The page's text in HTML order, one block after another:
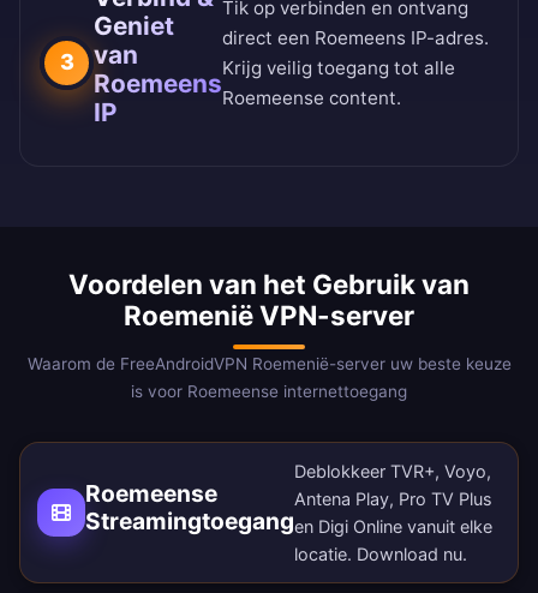
3
Geniet
van
Roemeens
IP
Tik op verbinden en ontvang
direct een Roemeens IP-adres.
Krijg veilig toegang tot alle
Roemeense content.
Voordelen van het Gebruik van
Roemenië VPN-server
Waarom de FreeAndroidVPN Roemenië-server uw beste keuze
is voor Roemeense internettoegang
Roemeense
Streamingtoegang
Deblokkeer TVR+, Voyo,
Antena Play, Pro TV Plus
en Digi Online vanuit elke
locatie. Download nu.